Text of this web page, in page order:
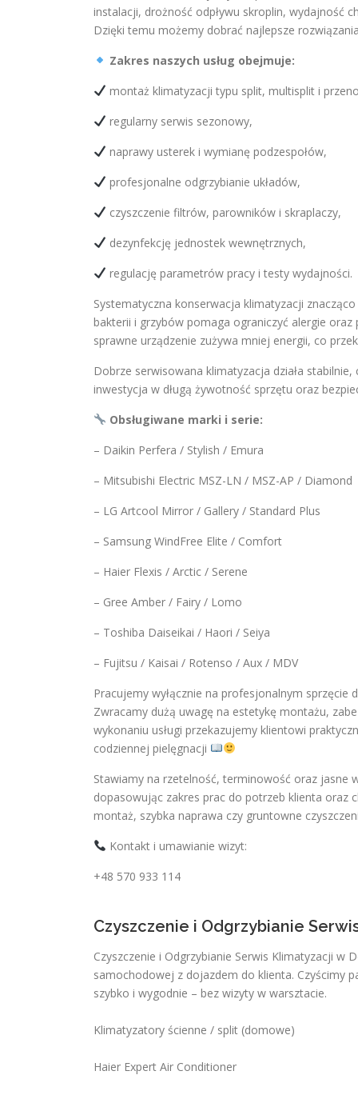
instalacji, drożność odpływu skroplin, wydajność
Dzięki temu możemy dobrać najlepsze
Zakres naszych usług obejmuje:
montaż klimatyzacji typu split, multisplit i
regularny serwis sezonowy,
naprawy usterek i wymianę podzespołów,
profesjonalne odgrzybianie układów,
czyszczenie filtrów, parowników i skraplaczy,
dezynfekcję jednostek wewnętrznych,
regulację parametrów pracy i testy wydajności.
Systematyczna konserwacja klimatyzacji
bakterii i grzybów pomaga ograniczyć alergie
sprawne urządzenie zużywa mniej energii, co
Dobrze serwisowana klimatyzacja działa
inwestycja w długą żywotność sprzętu oraz
Obsługiwane marki i serie:
– Daikin Perfera / Stylish / Emura
– Mitsubishi Electric MSZ-LN / MSZ-AP / Diamond
– LG Artcool Mirror / Gallery / Standard Plus
– Samsung WindFree Elite / Comfort
– Haier Flexis / Arctic / Serene
– Gree Amber / Fairy / Lomo
– Toshiba Daiseikai / Haori / Seiya
– Fujitsu / Kaisai / Rotenso / Aux / MDV
Pracujemy wyłącznie na profesjonalnym
Zwracamy dużą uwagę na estetykę montażu,
wykonaniu usługi przekazujemy klientowi
codziennej pielęgnacji
Stawiamy na rzetelność, terminowość oraz jasne
dopasowując zakres prac do potrzeb klienta oraz
montaż, szybka naprawa czy gruntowne
Kontakt i umawianie wizyt:
+48 570 933 114
Czyszczenie i Odgrzybianie
Czyszczenie i Odgrzybianie Serwis Klimatyzacji
samochodowej z dojazdem do klienta. Czyścimy
szybko i wygodnie – bez wizyty w warsztacie.
Klimatyzatory ścienne / split (domowe)
Haier Expert Air Conditioner